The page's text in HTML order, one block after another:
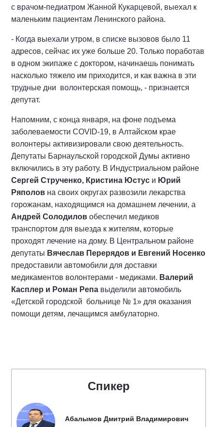
с врачом-педиатром Жанной Кукарцевой, выехал к
маленьким пациентам Ленинского района.
- Когда выехали утром, в списке вызовов было 11
адресов, сейчас их уже больше 20. Только поработав
в одном экипаже с доктором, начинаешь понимать
насколько тяжело им приходится, и как важна в эти
трудные дни волонтерская помощь, - признается
депутат.
Напомним, с конца января, на фоне подъема
заболеваемости COVID-19, в Алтайском крае
волонтеры активизировали свою деятельность.
Депутаты Барнаульской городской Думы активно
включились в эту работу. В Индустриальном районе
Сергей Струченко, Кристина Юстус и Юрий
Ряполов на своих округах развозили лекарства
горожанам, находящимся на домашнем лечении, а
Андрей Солодилов обеспечил медиков
транспортом для выезда к жителям, которые
проходят лечение на дому. В Центральном районе
депутаты Вячеслав Перерядов и Евгений Носенко
предоставили автомобили для доставки
медикаментов волонтерами - медиками. Валерий
Касплер и Роман Репа выделили автомобиль
«Детской городской больнице № 1» для оказания
помощи детям, лечащимся амбулаторно.
Спикер
Абалымов Дмитрий Владимирович